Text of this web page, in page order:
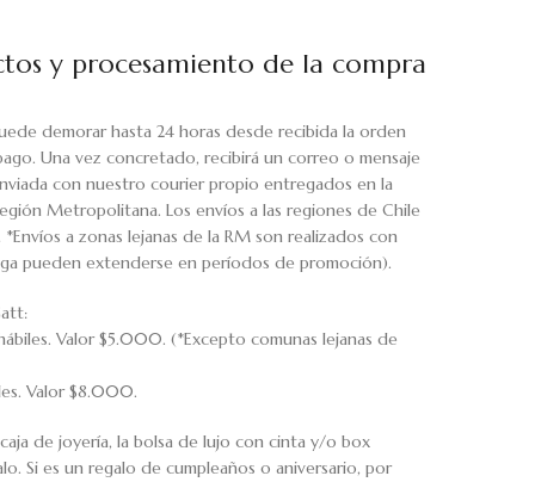
y procesamiento de la compra
demorar hasta 24 horas desde recibida la orden
Una vez concretado, recibirá un correo o mensaje
con nuestro courier propio entregados en la
Metropolitana. Los envíos a las regiones de Chile
a zonas lejanas de la RM son realizados con
pueden extenderse en períodos de promoción).
Valor $5.000. (*Excepto comunas lejanas de
Valor $8.000.
de joyería, la bolsa de lujo con cinta y/o box
Si es un regalo de cumpleaños o aniversario, por